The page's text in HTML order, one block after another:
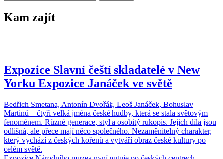
Kam zajít
Expozice Slavní čeští skladatelé v New
Yorku Expozice Janáček ve světě
Bedřich Smetana, Antonín Dvořák, Leoš Janáček, Bohuslav
Martinů – čtyři velká jména české hudby, která se stala světovým
fenoménem. Různé generace, styl a osobitý rukopis. Jejich díla jsou
odlišná, ale přece mají něco společného. Nezaměnitelný charakter,
který vychází z českých kořenů a vytváří obraz české kultury po
celém světě.